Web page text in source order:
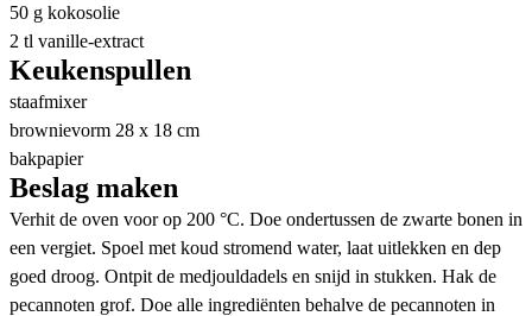
50 g kokosolie
2 tl vanille-extract
Keukenspullen
staafmixer
brownievorm 28 x 18 cm
bakpapier
Beslag maken
Verhit de oven voor op 200 °C. Doe ondertussen de zwarte bonen in
een vergiet. Spoel met koud stromend water, laat uitlekken en dep
goed droog. Ontpit de medjouldadels en snijd in stukken. Hak de
pecannoten grof. Doe alle ingrediënten behalve de pecannoten in